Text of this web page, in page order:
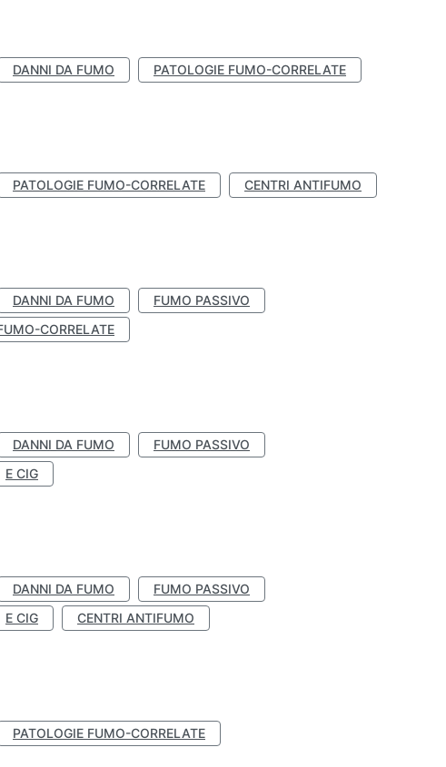
DANNI DA FUMO PATOLOGIE FUMO-CORRELATE
PATOLOGIE FUMO-CORRELATE CENTRI ANTIFUMO
DANNI DA FUMO
FUMO PASSIVO
CORRELATE
DANNI DA FUMO
FUMO PASSIVO
E CIG
DANNI DA FUMO
FUMO PASSIVO
E CIG CENTRI ANTIFUMO
PATOLOGIE FUMO-CORRELATE